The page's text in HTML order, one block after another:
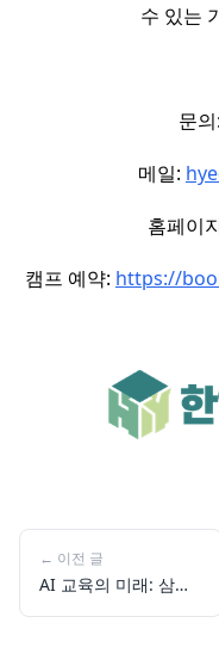
수 있는
문
메일:
홈페이
캠프 예약: https://
← 이전 글
AI 교육의 미래: 삼육